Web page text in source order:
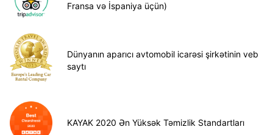
Fransa və İspaniya üçün)
Dünyanın aparıcı avtomobil icarəsi şirkətinin veb
saytı
KAYAK 2020 Ən Yüksək Təmizlik Standartları